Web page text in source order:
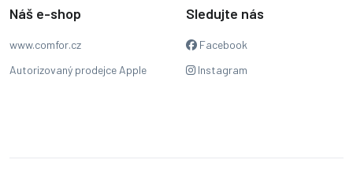
Náš e-shop
www.comfor.cz
Autorizovaný prodejce Apple
Sledujte nás
Facebook
Instagram